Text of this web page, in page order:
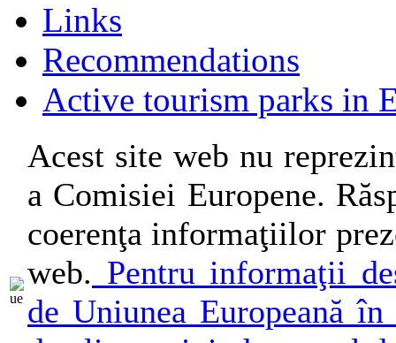
Links
Recommendations
Active tourism parks in
Acest site web nu
a Comisiei Europene.
coerenţa informaţiilor
web. Pentru informaţii
de Uniunea Europeană